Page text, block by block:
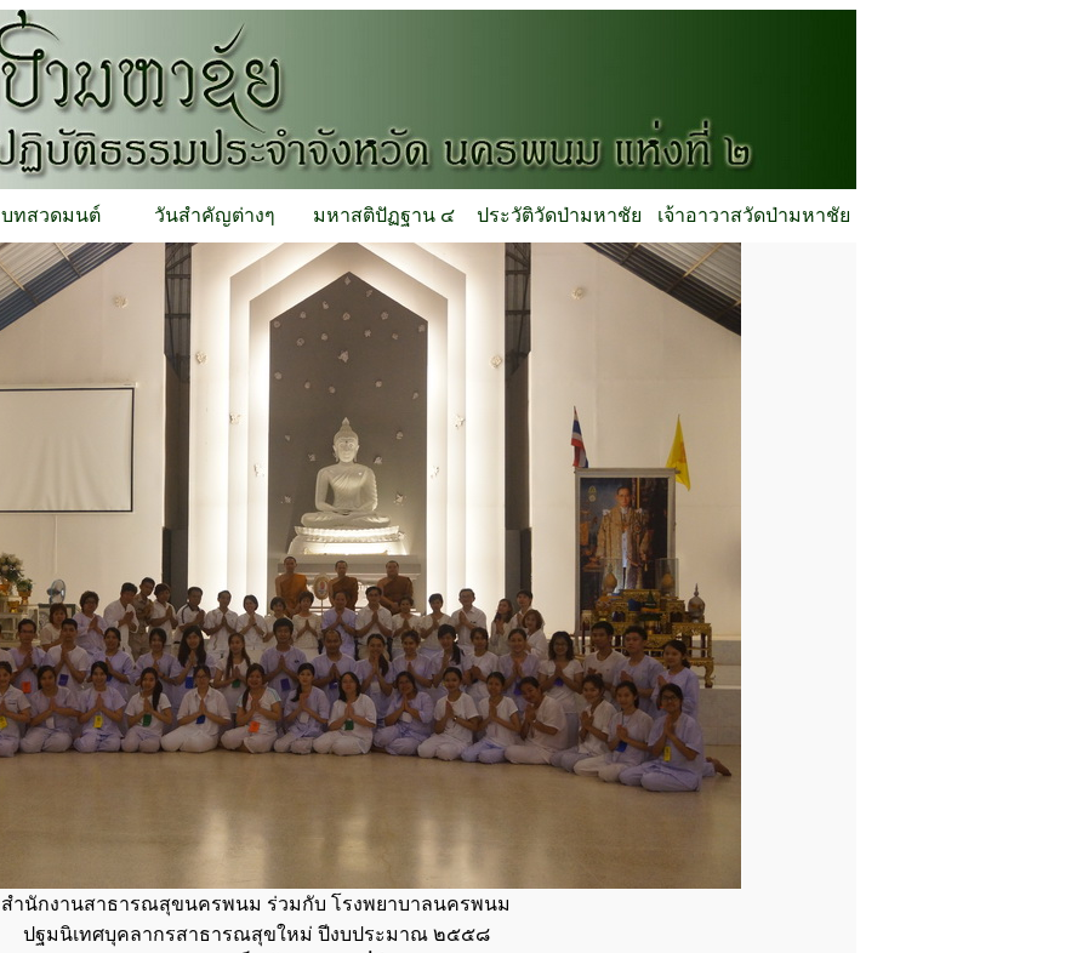
บทสวดมนต์ วันสำคัญต่างๆ มหาสติปัฏฐาน ๔ ประวัติวัดป่ามหาชัย เจ้าอาวาสวัดป่ามหาชัย
สำนักงานสาธารณสุขนครพนม ร่วมกับ โรงพยาบาลนครพนม
ปฐมนิเทศบุคลากรสาธารณสุขใหม่ ปีงบประมาณ ๒๕๕๘